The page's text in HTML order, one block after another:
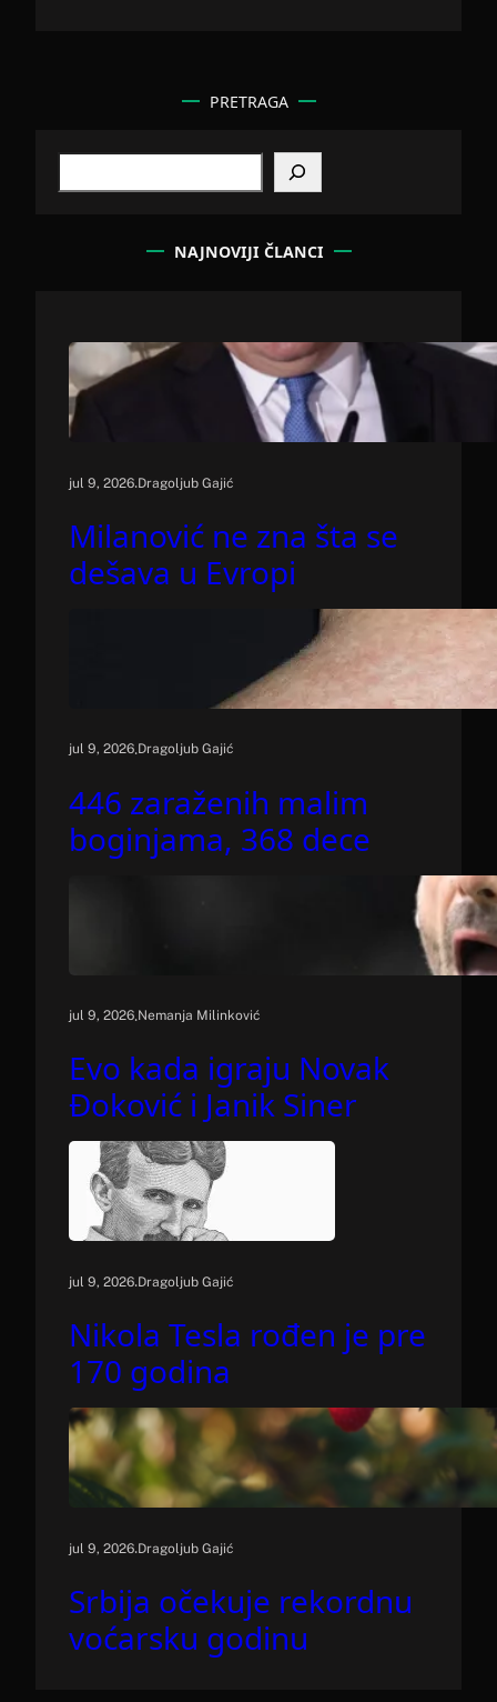
PRETRAGA
NAJNOVIJI ČLANCI
jul 9, 2026.Dragoljub Gajić
Milanović ne zna šta se
dešava u Evropi
jul 9, 2026.Dragoljub Gajić
446 zaraženih malim
boginjama, 368 dece
jul 9, 2026.Nemanja Milinković
Evo kada igraju Novak
Đoković i Janik Siner
jul 9, 2026.Dragoljub Gajić
Nikola Tesla rođen je pre
170 godina
jul 9, 2026.Dragoljub Gajić
Srbija očekuje rekordnu
voćarsku godinu